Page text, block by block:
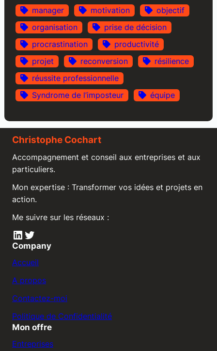
manager
motivation
objectif
organisation
prise de décision
procrastination
productivité
projet
reconversion
résilience
réussite professionnelle
Syndrome de l’imposteur
équipe
Christophe Cochart
Accompagnement et conseil aux entreprises et aux
particuliers.
Mon expertise : Transformer vos idées et projets en
action.
Me suivre sur les réseaux :
LinkedIn Twitter
Company
Accueil
A propos
Contactez-moi
Politique de Confidentialité
Mon offre
Entreprises